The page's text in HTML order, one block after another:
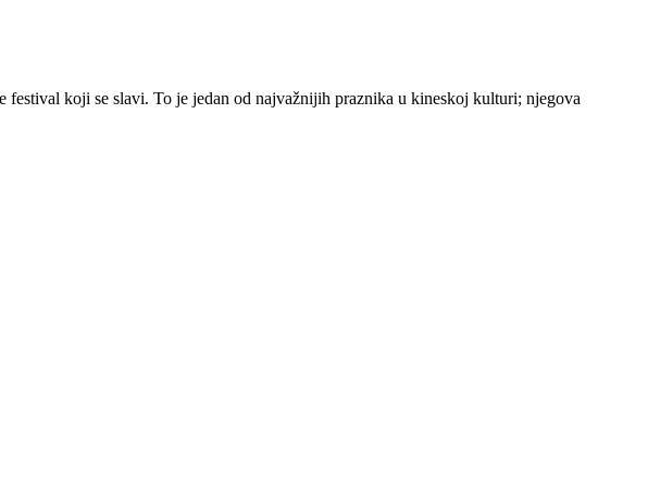
festival koji se slavi. To je jedan od najvažnijih praznika u kineskoj kulturi; njegova